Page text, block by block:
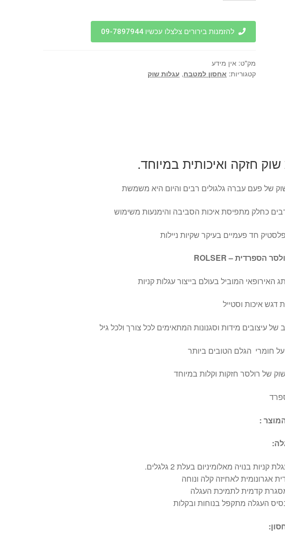
שוק
חזקה
ואיכותית
להזמנות בירורים צלצלו עכשיו 09-7897944
מק"ט: אין מידע
קטגוריות: אחסון למטבח, עגלות שוק
חזקה ואיכותית במיוחד.
של פעם עברה גלגולים רבים והיום היא משמשת
כחלק מתפיסת איכות הסביבה והימנעות משימוש
חד פעמיים בעיקר שקיות ניילות
הספרדית – ROLSER
האירופאי המוביל בעולם בייצור עגלות קניות
דגש איכות וסטייל
של עיצובים מידות וסגנונות המתאימים לכל צורך ולכל גיל
חומרי הגלם הטובים ביותר
של רולסר חזקות וקלות במיוחד
:
קניות בנויה מאלומיניום בעלת 2 גלגלים.
אגרונומית לאחיזה קלה ונוחה
קדמית לתמיכת העגלה
העגלה מתקפל בנוחות ובקלות